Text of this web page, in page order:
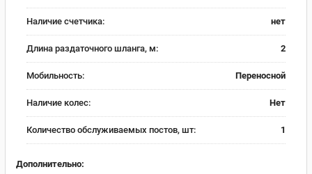
Наличие счетчика: нет
Длина раздаточного шланга, м: 2
Мобильность: Переносной
Наличие колес: Нет
Количество обслуживаемых постов, шт: 1
Дополнительно: